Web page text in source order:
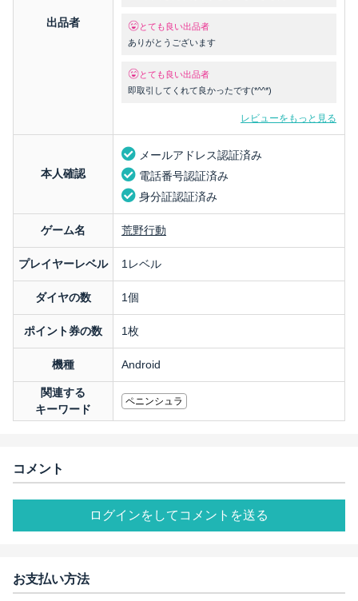
出品者
とても良い出品者
ありがとうございます
とても良い出品者
即取引してくれて良かったです(*^^*)
レビューをもっと見る
本人確認
メールアドレス認証済み
電話番号認証済み
身分証認証済み
ゲーム名 荒野行動
プレイヤーレベル 1レベル
ダイヤの数 1個
ポイント券の数 1枚
機種 Android
関連する
キーワード
ペニンシュラ
コメント
ログインをしてコメントを送る
お支払い方法